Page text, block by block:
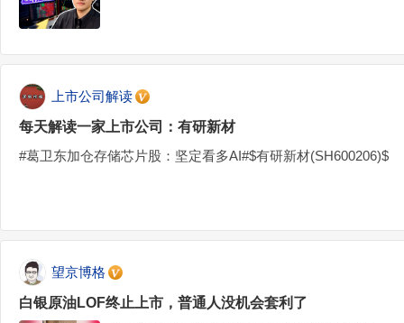
上市公司解读
每天解读一家上市公司：有研新材
#葛卫东加仓存储芯片股：坚定看多AI#$有研新材(SH600206)$
望京博格
白银原油LOF终止上市，普通人没机会套利了